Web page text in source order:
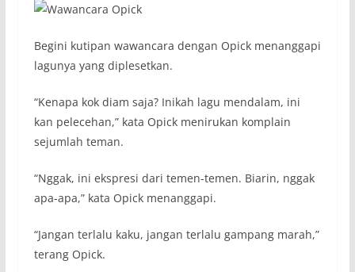
Begini kutipan wawancara dengan Opick menanggapi
lagunya yang diplesetkan.
“Kenapa kok diam saja? Inikah lagu mendalam, ini
kan pelecehan,” kata Opick menirukan komplain
sejumlah teman.
“Nggak, ini ekspresi dari temen-temen. Biarin, nggak
apa-apa,” kata Opick menanggapi.
“Jangan terlalu kaku, jangan terlalu gampang marah,”
terang Opick.